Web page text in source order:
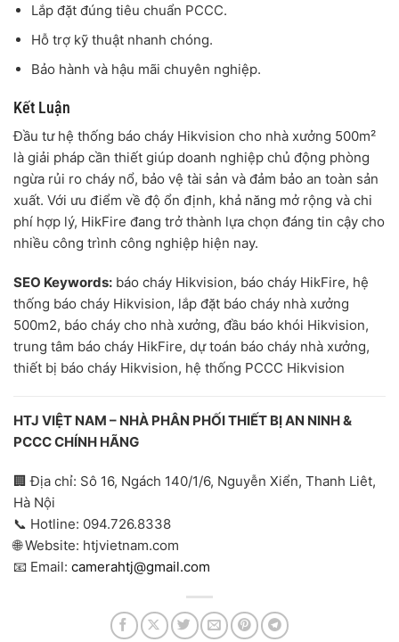
Lắp đặt đúng tiêu chuẩn PCCC.
Hỗ trợ kỹ thuật nhanh chóng.
Bảo hành và hậu mãi chuyên nghiệp.
Kết Luận
Đầu tư hệ thống báo cháy Hikvision cho nhà xưởng 500m²
là giải pháp cần thiết giúp doanh nghiệp chủ động phòng
ngừa rủi ro cháy nổ, bảo vệ tài sản và đảm bảo an toàn sản
xuất. Với ưu điểm về độ ổn định, khả năng mở rộng và chi
phí hợp lý, HikFire đang trở thành lựa chọn đáng tin cậy cho
nhiều công trình công nghiệp hiện nay.
SEO Keywords: báo cháy Hikvision, báo cháy HikFire, hệ
thống báo cháy Hikvision, lắp đặt báo cháy nhà xưởng
500m2, báo cháy cho nhà xưởng, đầu báo khói Hikvision,
trung tâm báo cháy HikFire, dự toán báo cháy nhà xưởng,
thiết bị báo cháy Hikvision, hệ thống PCCC Hikvision
HTJ VIỆT NAM – NHÀ PHÂN PHỐI THIẾT BỊ AN NINH &
PCCC CHÍNH HÃNG
🏢 Địa chỉ: Sô 16, Ngách 140/1/6, Nguyễn Xiển, Thanh Liêt,
Hà Nội
📞 Hotline: 094.726.8338
🌐 Website: htjvietnam.com
📧 Email: camerahtj@gmail.com